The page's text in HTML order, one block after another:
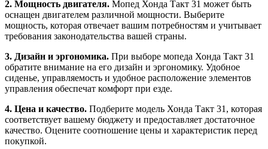
2. Мощность двигателя. Мопед Хонда Такт 31 может быть
оснащен двигателем различной мощности. Выберите
мощность, которая отвечает вашим потребностям и учитывает
требования законодательства вашей страны.
3. Дизайн и эргономика. При выборе мопеда Хонда Такт 31
обратите внимание на его дизайн и эргономику. Удобное
сиденье, управляемость и удобное расположение элементов
управления обеспечат комфорт при езде.
4. Цена и качество. Подберите модель Хонда Такт 31, которая
соответствует вашему бюджету и предоставляет достаточное
качество. Оцените соотношение цены и характеристик перед
покупкой.